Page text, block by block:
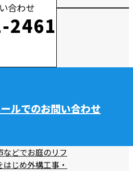
合わせ
2461
ルでのお問い合わせ